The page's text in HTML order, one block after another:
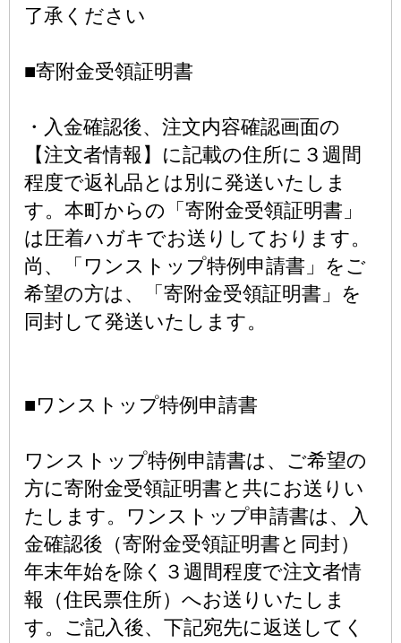
了承ください
■寄附金受領証明書
・入金確認後、注文内容確認画面の
【注文者情報】に記載の住所に３週間
程度で返礼品とは別に発送いたしま
す。本町からの「寄附金受領証明書」
は圧着ハガキでお送りしております。
尚、「ワンストップ特例申請書」をご
希望の方は、「寄附金受領証明書」を
同封して発送いたします。
■ワンストップ特例申請書
ワンストップ特例申請書は、ご希望の
方に寄附金受領証明書と共にお送りい
たします。ワンストップ申請書は、入
金確認後（寄附金受領証明書と同封）
年末年始を除く３週間程度で注文者情
報（住民票住所）へお送りいたしま
す。ご記入後、下記宛先に返送してく